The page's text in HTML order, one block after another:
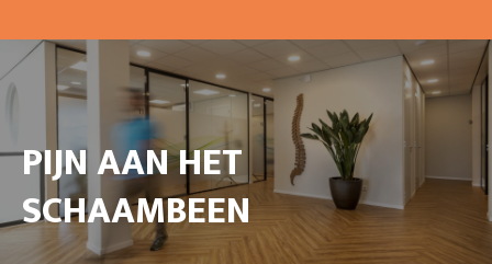
PIJN AAN HET
SCHAAMBEEN